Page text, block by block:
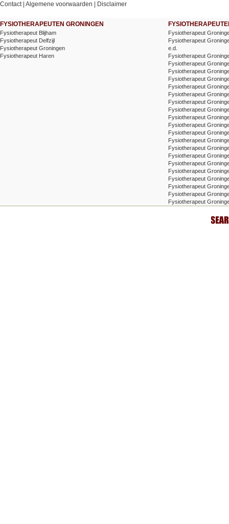
Contact| Algemene voorwaarden Disclaimer
FYSIOTHERAPEUTEN GRONINGEN
Fysiotherapeut Blijham
Fysiotherapeut Delfzijl
Fysiotherapeut Groningen
Fysiotherapeut Haren
Fysiotherapeut
Fysiotherapeut
e.d.
Fysiotherapeut
Fysiotherapeut
Fysiotherapeut
Fysiotherapeut
Fysiotherapeut
Fysiotherapeut
Fysiotherapeut
Fysiotherapeut
Fysiotherapeut
Fysiotherapeut
Fysiotherapeut
Fysiotherapeut
Fysiotherapeut
Fysiotherapeut
Fysiotherapeut
Fysiotherapeut
Fysiotherapeut
Fysiotherapeut
Fysiotherapeut
Fysiotherapeut